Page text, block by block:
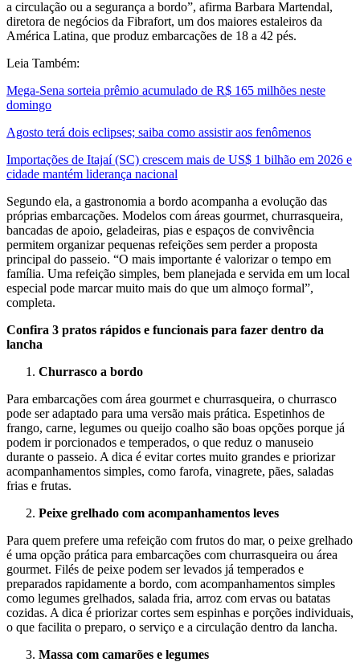
a circulação ou a segurança a bordo”, afirma Barbara Martendal,
diretora de negócios da Fibrafort, um dos maiores estaleiros da
América Latina, que produz embarcações de 18 a 42 pés.
Leia Também:
Mega-Sena sorteia prêmio acumulado de R$ 165 milhões neste
domingo
Agosto terá dois eclipses; saiba como assistir aos fenômenos
Importações de Itajaí (SC) crescem mais de US$ 1 bilhão em 2026 e
cidade mantém liderança nacional
Segundo ela, a gastronomia a bordo acompanha a evolução das
próprias embarcações. Modelos com áreas gourmet, churrasqueira,
bancadas de apoio, geladeiras, pias e espaços de convivência
permitem organizar pequenas refeições sem perder a proposta
principal do passeio. “O mais importante é valorizar o tempo em
família. Uma refeição simples, bem planejada e servida em um local
especial pode marcar muito mais do que um almoço formal”,
completa.
Confira 3 pratos rápidos e funcionais para fazer dentro da
lancha
Churrasco a bordo
Para embarcações com área gourmet e churrasqueira, o churrasco
pode ser adaptado para uma versão mais prática. Espetinhos de
frango, carne, legumes ou queijo coalho são boas opções porque já
podem ir porcionados e temperados, o que reduz o manuseio
durante o passeio. A dica é evitar cortes muito grandes e priorizar
acompanhamentos simples, como farofa, vinagrete, pães, saladas
frias e frutas.
Peixe grelhado com acompanhamentos leves
Para quem prefere uma refeição com frutos do mar, o peixe grelhado
é uma opção prática para embarcações com churrasqueira ou área
gourmet. Filés de peixe podem ser levados já temperados e
preparados rapidamente a bordo, com acompanhamentos simples
como legumes grelhados, salada fria, arroz com ervas ou batatas
cozidas. A dica é priorizar cortes sem espinhas e porções individuais,
o que facilita o preparo, o serviço e a circulação dentro da lancha.
Massa com camarões e legumes